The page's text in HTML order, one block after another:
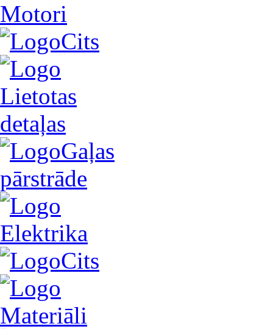
Motori
Cits
Lietotas
detaļas
Gaļas
pārstrāde
Elektrika
Cits
Materiāli